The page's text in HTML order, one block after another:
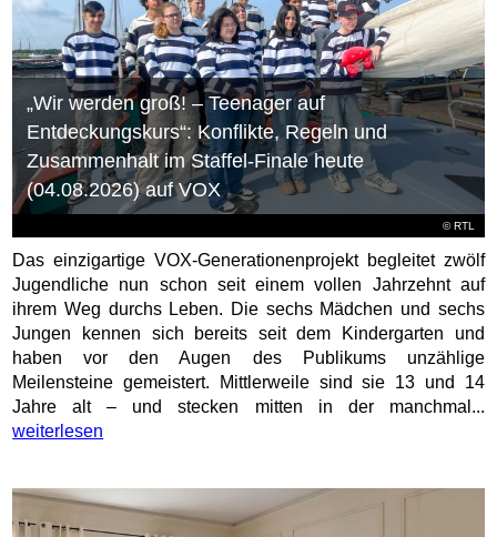
©RTL
„Wir werden groß! – Teenager auf
Entdeckungskurs“: Konflikte, Regeln und
Zusammenhalt im Staffel-Finale heute
(04.08.2026) auf VOX
Das einzigartige VOX-Generationenprojekt begleitet zwölf
Jugendliche nun schon seit einem vollen Jahrzehnt auf
ihrem Weg durchs Leben. Die sechs Mädchen und sechs
Jungen kennen sich bereits seit dem Kindergarten und
haben vor den Augen des Publikums unzählige
Meilensteine gemeistert. Mittlerweile sind sie 13 und 14
Jahre alt – und stecken mitten in der manchmal...
weiterlesen